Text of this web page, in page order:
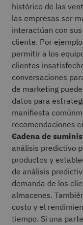
histórico de las
las empresas ser
interactúan con
cliente. Por
permitir a los
clientes
conversaciones
de marketing
datos para
manifiesta
recomendaciones
Cadena de
análisis predictivo
productos y
de análisis
demanda de los
almacenes.
costo y el
tiempo. Si una